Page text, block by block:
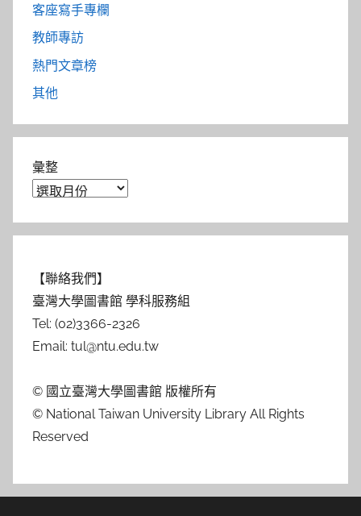
客座寫手專欄
教師專訪
熱門文章榜
其他
彙整
【聯絡我們】
臺灣大學圖書館 學科服務組
Tel: (02)3366-2326
Email: tul@ntu.edu.tw
© 國立臺灣大學圖書館 版權所有
© National Taiwan University Library All Rights
Reserved